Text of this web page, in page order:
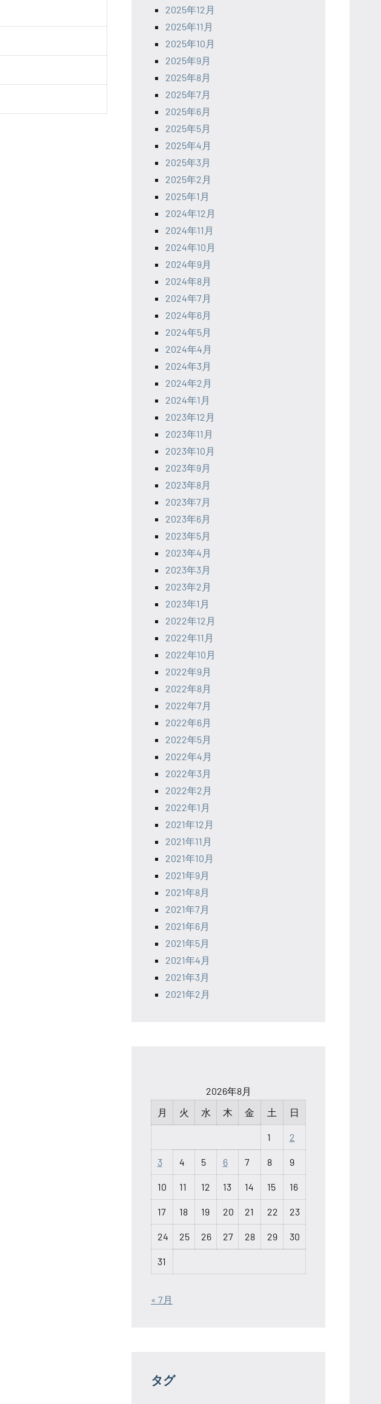
2025年12月
2025年11月
2025年10月
2025年9月
2025年8月
2025年7月
2025年6月
2025年5月
2025年4月
2025年3月
2025年2月
2025年1月
2024年12月
2024年11月
2024年10月
2024年9月
2024年8月
2024年7月
2024年6月
2024年5月
2024年4月
2024年3月
2024年2月
2024年1月
2023年12月
2023年11月
2023年10月
2023年9月
2023年8月
2023年7月
2023年6月
2023年5月
2023年4月
2023年3月
2023年2月
2023年1月
2022年12月
2022年11月
2022年10月
2022年9月
2022年8月
2022年7月
2022年6月
2022年5月
2022年4月
2022年3月
2022年2月
2022年1月
2021年12月
2021年11月
2021年10月
2021年9月
2021年8月
2021年7月
2021年6月
2021年5月
2021年4月
2021年3月
2021年2月
2026年8月
月
火 水 木 金 土 日
1 2
3 4 5 6 7 8 9
10 11 12 13 14 15 16
17 18 19 20 21 22 23
24 25 26 27 28 29 30
31
« 7月
タグ